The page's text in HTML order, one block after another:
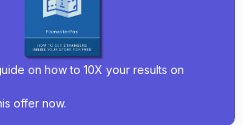
on how to 10X your results on
offer now.